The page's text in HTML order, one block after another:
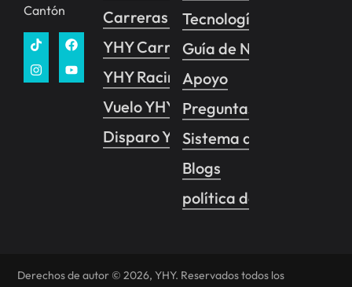
Cantón
Carreras YHY
YHY Carreras VR
YHY Racing Pro
Vuelo YHY
Disparo YHY
Tecnología
Guía de Negocios
Apoyo
Preguntas frecuentes
Sistema de control de
Blogs
política de privacidad
Derechos de autor © 2026, YHY. Reservados todos los